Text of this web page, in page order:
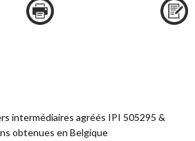
intermédiaires agréés IPI 505295 &
obtenues en Belgique